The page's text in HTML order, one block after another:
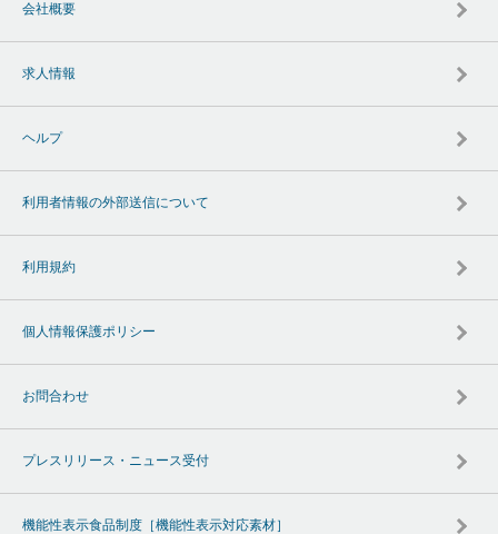
会社概要
求人情報
ヘルプ
利用者情報の外部送信について
利用規約
個人情報保護ポリシー
お問合わせ
プレスリリース・ニュース受付
機能性表示食品制度［機能性表示対応素材］